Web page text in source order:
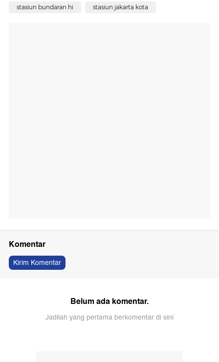
stasiun bundaran hi stasiun jakarta kota
Komentar
Kirim Komentar
Belum ada komentar.
Jadilah yang pertama berkomentar di sini